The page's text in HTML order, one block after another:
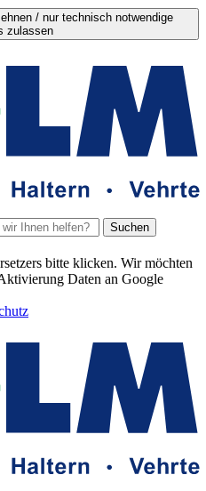
/ nur technisch notwendige
zulassen
Suchen
bitte klicken. Wir möchten
Daten an Google